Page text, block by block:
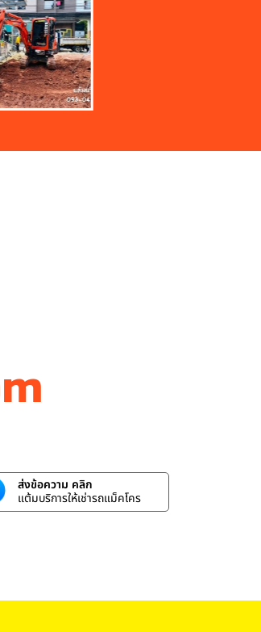
ส่งข้อความ คลิก
แต้มบริการให้เช่ารถแม็คโคร